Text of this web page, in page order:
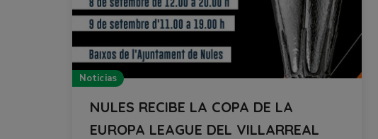
Noticias
NULES RECIBE LA COPA DE LA
EUROPA LEAGUE DEL VILLARREAL